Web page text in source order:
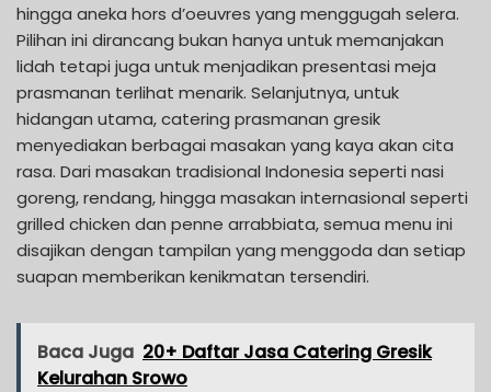
hingga aneka hors d’oeuvres yang menggugah selera.
Pilihan ini dirancang bukan hanya untuk memanjakan
lidah tetapi juga untuk menjadikan presentasi meja
prasmanan terlihat menarik. Selanjutnya, untuk
hidangan utama, catering prasmanan gresik
menyediakan berbagai masakan yang kaya akan cita
rasa. Dari masakan tradisional Indonesia seperti nasi
goreng, rendang, hingga masakan internasional seperti
grilled chicken dan penne arrabbiata, semua menu ini
disajikan dengan tampilan yang menggoda dan setiap
suapan memberikan kenikmatan tersendiri.
Baca Juga 20+ Daftar Jasa Catering Gresik
Kelurahan Srowo